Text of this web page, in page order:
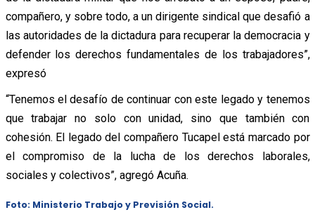
compañero, y sobre todo, a un dirigente sindical que desafió a
las autoridades de la dictadura para recuperar la democracia y
defender los derechos fundamentales de los trabajadores”,
expresó
“Tenemos el desafío de continuar con este legado y tenemos
que trabajar no solo con unidad, sino que también con
cohesión. El legado del compañero Tucapel está marcado por
el compromiso de la lucha de los derechos laborales,
sociales y colectivos”, agregó Acuña.
Foto: Ministerio Trabajo y Previsión Social.